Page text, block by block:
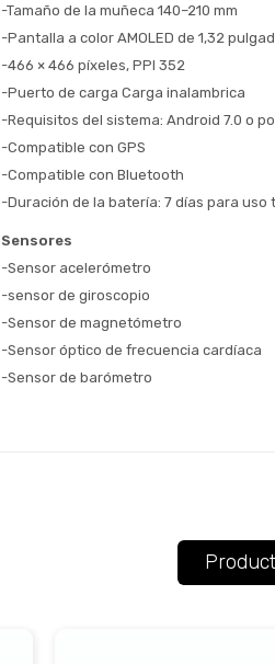
-Tamaño de la muñeca 140–210 mm
-Pantalla a color AMOLED de 1,32
-466 × 466 píxeles, PPI 352
-Puerto de carga Carga inalambrica
-Requisitos del sistema: Android 7.0 o
-Compatible con GPS
-Compatible con Bluetooth
-Duración de la batería: 7 días para uso
Sensores
-Sensor acelerómetro
-sensor de giroscopio
-Sensor de magnetómetro
-Sensor óptico de frecuencia cardíaca
-Sensor de barómetro
Día
de